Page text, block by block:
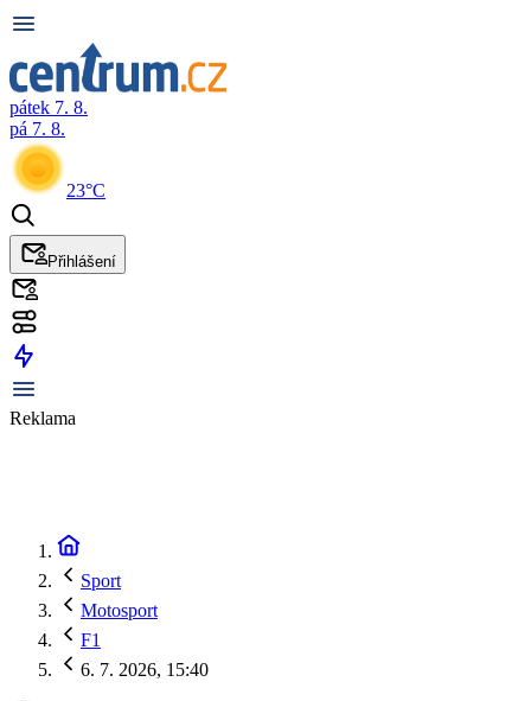
pátek 7. 8.
pá 7. 8.
23°C
Přihlášení
Reklama
Sport
Motosport
F1
6. 7. 2026, 15:40